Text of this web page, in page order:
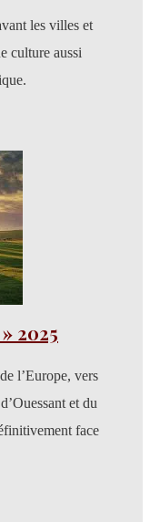
les villes et
culture aussi
2025
l’Europe, vers
et du
face